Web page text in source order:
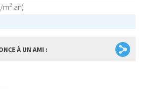
m2 .an)
À UN AMI :